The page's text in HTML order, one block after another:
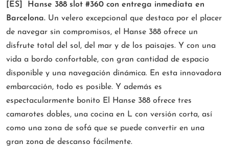
[ES] Hanse 388 slot #360 con entrega inmediata en
Barcelona. Un velero excepcional que destaca por el placer
de navegar sin compromisos, el Hanse 388 ofrece un
disfrute total del sol, del mar y de los paisajes. Y con una
vida a bordo confortable, con gran cantidad de espacio
disponible y una navegación dinámica. En esta innovadora
embarcación, todo es posible. Y además es
espectacularmente bonito El Hanse 388 ofrece tres
camarotes dobles, una cocina en L con versión corta, así
como una zona de sofá que se puede convertir en una
gran zona de descanso fácilmente.